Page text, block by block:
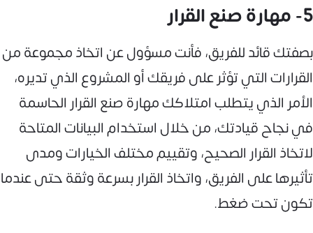
5- مهارة صنع القرار
بصفتك قائد للفريق، فأنت مسؤول عن اتخاذ مجموعة من
القرارات التي تؤثر على فريقك أو المشروع الذي تديره،
الأمر الذي يتطلب امتلاكك مهارة صنع القرار الحاسمة
في نجاح قيادتك، من خلال استخدام البيانات المتاحة
لاتخاذ القرار الصحيح، وتقييم مختلف الخيارات ومدى
تأثيرها على الفريق، واتخاذ القرار بسرعة وثقة حتى عندما
تكون تحت ضغط.